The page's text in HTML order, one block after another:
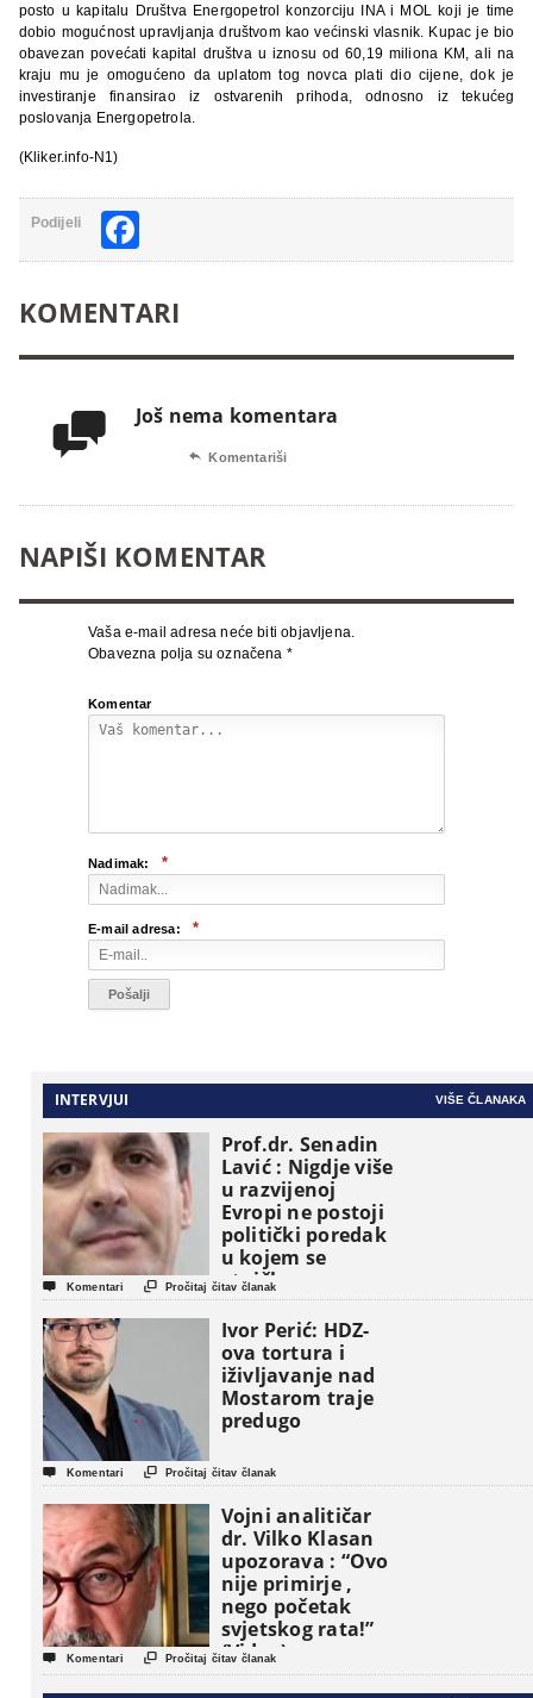
posto u kapitalu Društva Energopetrol konzorciju INA i MOL koji je time
dobio mogućnost upravljanja društvom kao većinski vlasnik. Kupac je bio
obavezan povećati kapital društva u iznosu od 60,19 miliona KM, ali na
kraju mu je omogućeno da uplatom tog novca plati dio cijene, dok je
investiranje finansirao iz ostvarenih prihoda, odnosno iz tekućeg
poslovanja Energopetrola.
(Kliker.info-N1)
Podijeli
KOMENTARI
 Još nema komentara
 Komentariši
NAPIŠI KOMENTAR
Vaša e-mail adresa neće biti objavljena.
Obavezna polja su označena *
Komentar
Nadimak: *
E-mail adresa: *
INTERVJUI VIŠE ČLANAKA
Prof.dr. Senadin
Lavić : Nigdje više
u razvijenoj
Evropi ne postoji
politički poredak
u kojem se
etničke grupe
pojavljuju kao
osnovne
političke jedinice
 Komentari  Pročitaj čitav članak
Ivor Perić: HDZ-
ova tortura i
iživljavanje nad
Mostarom traje
predugo
 Komentari  Pročitaj čitav članak
Vojni analitičar
dr. Vilko Klasan
upozorava : “Ovo
nije primirje ,
nego početak
svjetskog rata!”
(Video)
 Komentari  Pročitaj čitav članak